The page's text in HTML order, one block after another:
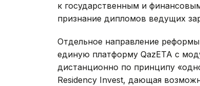
к государственным и
признание дипломов ведущих
Отдельное направление
единую платформу QazETA с
дистанционно по принципу
Residency Invest, дающая